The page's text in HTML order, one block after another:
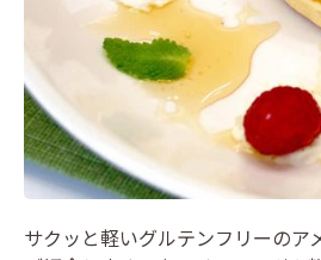
サクッと軽いグルテンフリーのア